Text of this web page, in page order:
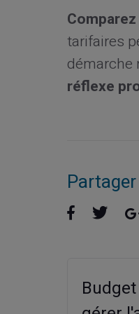
tarifaires
démarche
réflexe